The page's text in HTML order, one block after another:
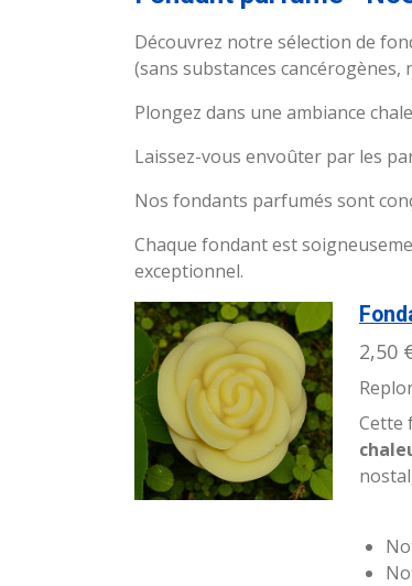
Découvrez notre sélection de
(sans substances
Plongez dans une ambiance
Laissez-vous envoûter par les
Nos fondants parfumés sont
Chaque fondant est
exceptionnel.
2,50
Cette